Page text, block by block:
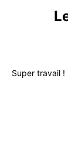
Super travail